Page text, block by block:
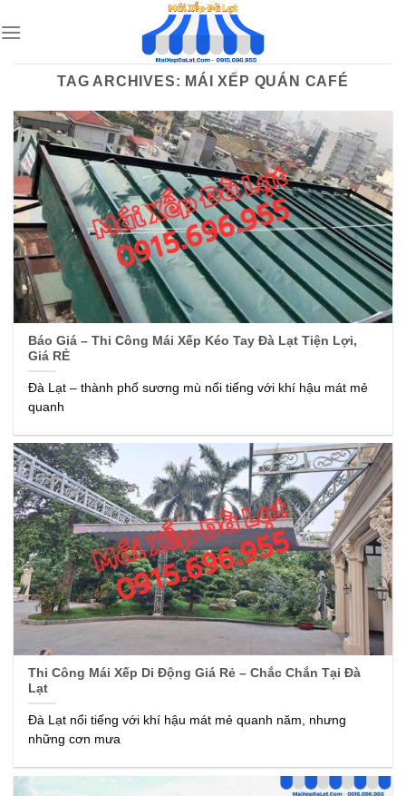
to
TAG ARCHIVES: MÁI XẾP QUÁN CAFÉ
Báo Giá – Thi Công Mái Xếp Kéo Tay Đà Lạt Tiện Lợi,
Giá RẺ
Đà Lạt – thành phố sương mù nổi tiếng với khí hậu mát mẻ
quanh
Thi Công Mái Xếp Di Động Giá Rẻ – Chắc Chắn Tại Đà
Lạt
Đà Lạt nổi tiếng với khí hậu mát mẻ quanh năm, nhưng
những cơn mưa